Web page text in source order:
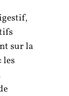
sur la
les